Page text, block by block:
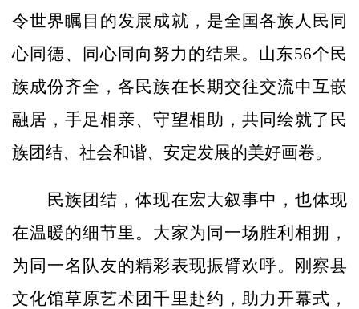
令世界瞩目的发展成就，是全国各族人民同
心同德、同心同向努力的结果。山东56个民
族成份齐全，各民族在长期交往交流中互嵌
融居，手足相亲、守望相助，共同绘就了民
族团结、社会和谐、安定发展的美好画卷。
民族团结，体现在宏大叙事中，也体现
在温暖的细节里。大家为同一场胜利相拥，
为同一名队友的精彩表现振臂欢呼。刚察县
文化馆草原艺术团千里赴约，助力开幕式，